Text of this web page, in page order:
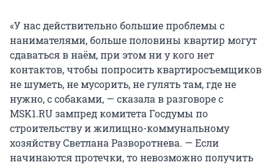
«У нас действительно большие проблемы с
нанимателями, больше половины квартир могут
сдаваться в наём, при этом ни у кого нет
контактов, чтобы попросить квартиросъемщиков
не шуметь, не мусорить, не гулять там, где не
нужно, с собаками, — сказала в разговоре с
MSK1.RU зампред комитета Госдумы по
строительству и жилищно-коммунальному
хозяйству Светлана Разворотнева. — Если
начинаются протечки, то невозможно получить